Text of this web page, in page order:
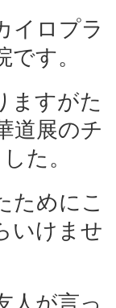
イロプラ
す。
ますがた
道展のチ
た。
ためにこ
いけませ